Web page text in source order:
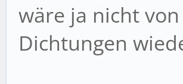
wäre ja nicht
Dichtungen